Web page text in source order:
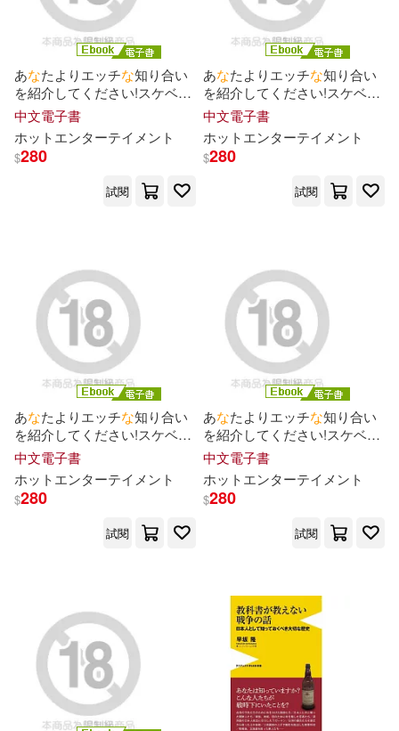
あなたよりエッチな知り合い
を紹介してください!スケベな
子の友達はヤリマンのハズ!誰
が 見ても何度ヤってもエロい
“す べ らない女子”をハメ倒す!
Episode.04 (電子書)
中文電子書
ホットエンターテイメント
$280
試閱
あなたよりエッチな知り合い
を紹介してください!スケベな
子の友達はヤリマンのハズ!誰
が 見ても何度ヤってもエロい
“す べ らない女子”をハメ倒す!
Episode.02 (電子書)
中文電子書
ホットエンターテイメント
$280
試閱
あなたよりエッチな知り合い
を紹介してください!スケベな
子の友達はヤリマンのハズ!誰
が 見ても何度ヤってもエロい
“す べ らない女子”をハメ倒す!
Episode.01 (電子書)
中文電子書
ホットエンターテイメント
$280
試閱
あなたよりエッチな知り合い
を紹介してください!スケベな
子の友達はヤリマンのハズ!誰
が 見ても何度ヤってもエロい
“す べ らない女子”をハメ倒す!
Episode.05 (電子書)
中文電子書
ホットエンターテイメント
$280
試閱